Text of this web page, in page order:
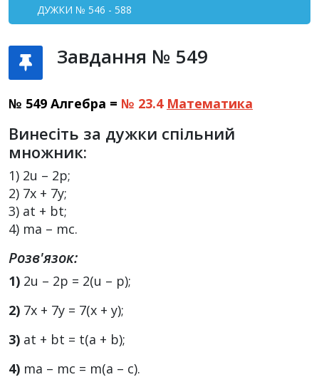
ДУЖКИ № 546 - 588
Завдання № 549
№ 549 Алгебра = № 23.4 Математика
Винесіть за дужки спільний
множник:
1) 2u – 2p;
2) 7x + 7y;
3) аt + bt;
4) ma – mc.
Розв'язок:
1) 2u – 2p = 2(u – p);
2) 7x + 7y = 7(x + y);
3) аt + bt = t(а + b);
4) ma – mc = m(a – c).